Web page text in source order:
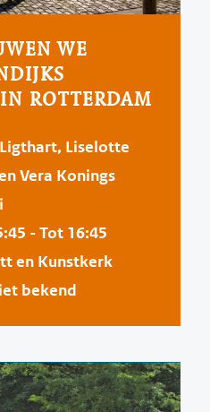
WE
ROTTERDAM
Liselotte
Vera Konings
- Tot 16:45
en Kunstkerk
bekend